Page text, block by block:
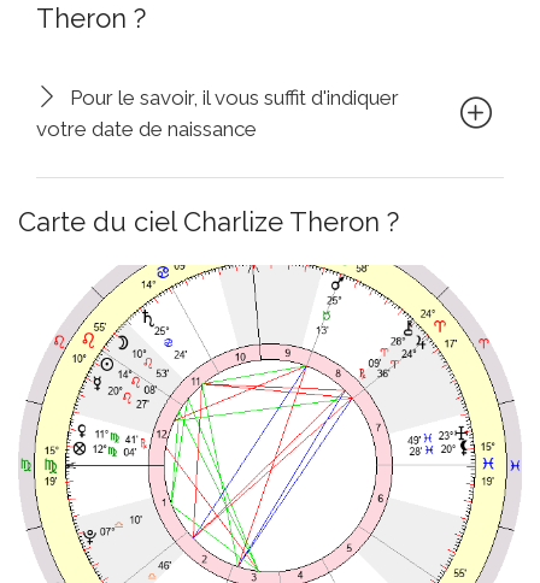
Theron ?
Pour le savoir, il vous suffit d'indiquer
votre date de naissance
Carte du ciel Charlize Theron ?